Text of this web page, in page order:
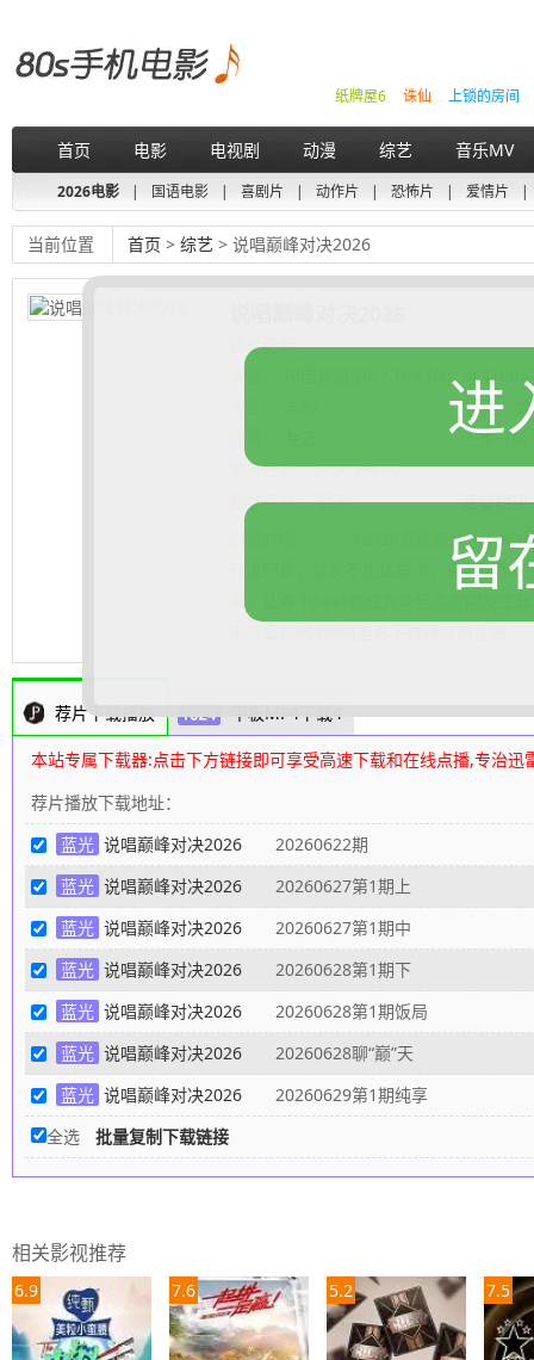
上锁的房间
诛仙
纸牌屋6
首页 电影 电视剧 动漫 综艺 音乐MV
2026电影 | 国语电影 | 喜剧片 | 动作片 | 恐怖片 | 爱情片 |
当前位置 首页 > 综艺 > 说唱巅峰对决2026
最近更新：
中国新说唱8 / The Rap of
地区：
上映日期
更新日期：2026-06-30
豆瓣评分：暂无
豆瓣短评
#2026爱桃综快乐不重样
升级归来，这次不止比技术，更要玩灵
事，让每个beat都成为年轻态度的发生
荐片下载播放 平板MP4下载4
本站专属下载器:点击下方链接即可享受高速下载和在线点播,专治迅
荐片播放下载地址：
蓝光 说唱巅峰对决2026 20260622期
蓝光 说唱巅峰对决2026 20260627第1期上
蓝光 说唱巅峰对决2026 20260627第1期中
蓝光 说唱巅峰对决2026 20260628第1期下
蓝光 说唱巅峰对决2026 20260628第1期饭局
蓝光 说唱巅峰对决2026 20260628聊“巅”天
蓝光 说唱巅峰对决2026 20260629第1期纯享
全选
批量复制下载链接
相关影视推荐
6.9 7.6 5.2 7.5
进
留